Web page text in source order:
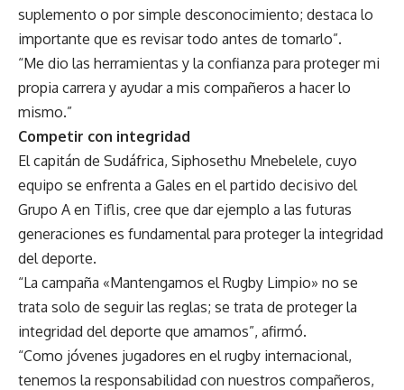
suplemento o por simple desconocimiento; destaca lo
importante que es revisar todo antes de tomarlo”.
“Me dio las herramientas y la confianza para proteger mi
propia carrera y ayudar a mis compañeros a hacer lo
mismo.”
Competir con integridad
El capitán de Sudáfrica, Siphosethu Mnebelele, cuyo
equipo se enfrenta a Gales en el partido decisivo del
Grupo A en Tiflis, cree que dar ejemplo a las futuras
generaciones es fundamental para proteger la integridad
del deporte.
“La campaña «Mantengamos el Rugby Limpio» no se
trata solo de seguir las reglas; se trata de proteger la
integridad del deporte que amamos”, afirmó.
“Como jóvenes jugadores en el rugby internacional,
tenemos la responsabilidad con nuestros compañeros,